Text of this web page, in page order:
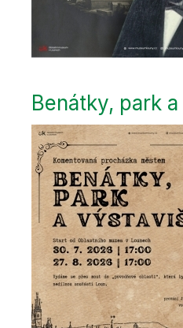
Benátky, park